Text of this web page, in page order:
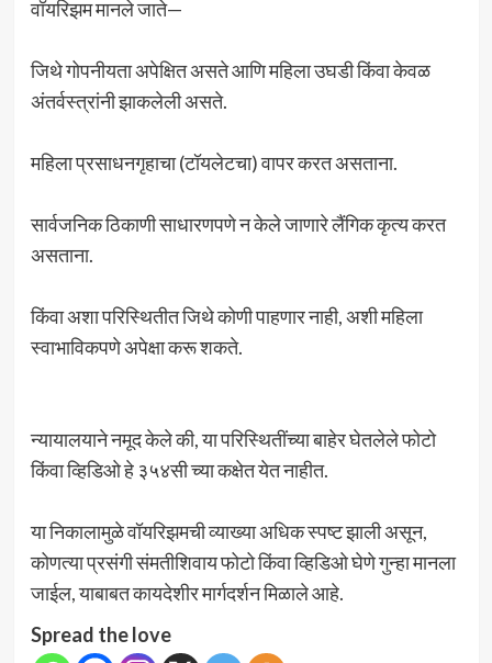
वॉयरिझम मानले जाते—
जिथे गोपनीयता अपेक्षित असते आणि महिला उघडी किंवा केवळ
अंतर्वस्त्रांनी झाकलेली असते.
महिला प्रसाधनगृहाचा (टॉयलेटचा) वापर करत असताना.
सार्वजनिक ठिकाणी साधारणपणे न केले जाणारे लैंगिक कृत्य करत
असताना.
किंवा अशा परिस्थितीत जिथे कोणी पाहणार नाही, अशी महिला
स्वाभाविकपणे अपेक्षा करू शकते.
न्यायालयाने नमूद केले की, या परिस्थितींच्या बाहेर घेतलेले फोटो
किंवा व्हिडिओ हे ३५४सी च्या कक्षेत येत नाहीत.
या निकालामुळे वॉयरिझमची व्याख्या अधिक स्पष्ट झाली असून,
कोणत्या प्रसंगी संमतीशिवाय फोटो किंवा व्हिडिओ घेणे गुन्हा मानला
जाईल, याबाबत कायदेशीर मार्गदर्शन मिळाले आहे.
Spread the love